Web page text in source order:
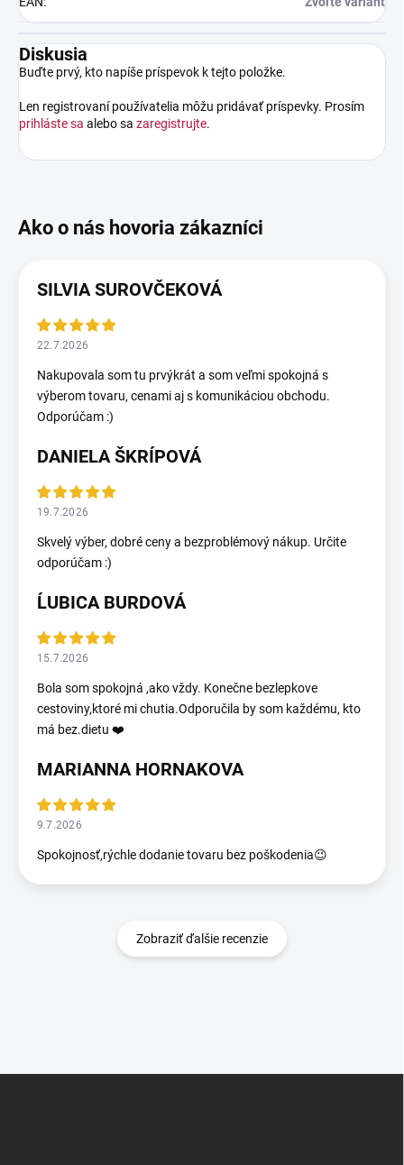
Diskusia
Buďte prvý, kto napíše príspevok k tejto položke.
Len registrovaní používatelia môžu pridávať príspevky. Prosím
prihláste sa alebo sa zaregistrujte.
SILVIA SUROVČEKOVÁ
22.7.2026
Nakupovala som tu prvýkrát a som veľmi spokojná s
výberom tovaru, cenami aj s komunikáciou obchodu.
Odporúčam :)
DANIELA ŠKRÍPOVÁ
19.7.2026
Skvelý výber, dobré ceny a bezproblémový nákup. Určite
odporúčam :)
ĹUBICA BURDOVÁ
15.7.2026
Bola som spokojná ,ako vždy. Konečne bezlepkove
cestoviny,ktoré mi chutia.Odporučila by som každému, kto
má bez.dietu ❤️
MARIANNA HORNAKOVA
9.7.2026
Spokojnosť,rýchle dodanie tovaru bez poškodenia😉
Zobraziť ďalšie recenzie